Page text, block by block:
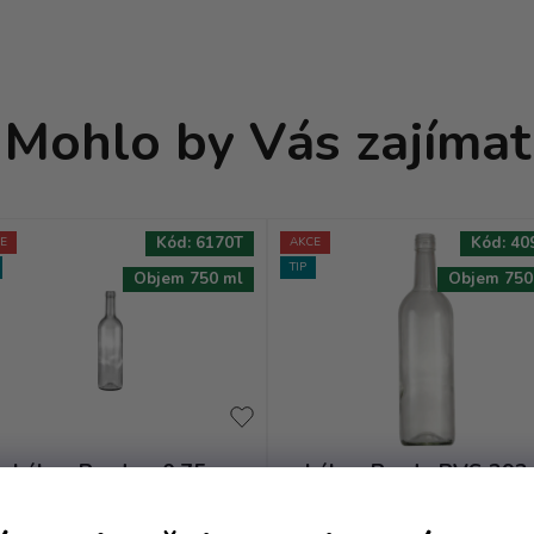
Mohlo by Vás zajímat
Láhev Bordo - 0.75
Objem 750 ml
Kód: 6170T
AKCE
TIP
Láhev Bordo BVS
Objem
Kód: